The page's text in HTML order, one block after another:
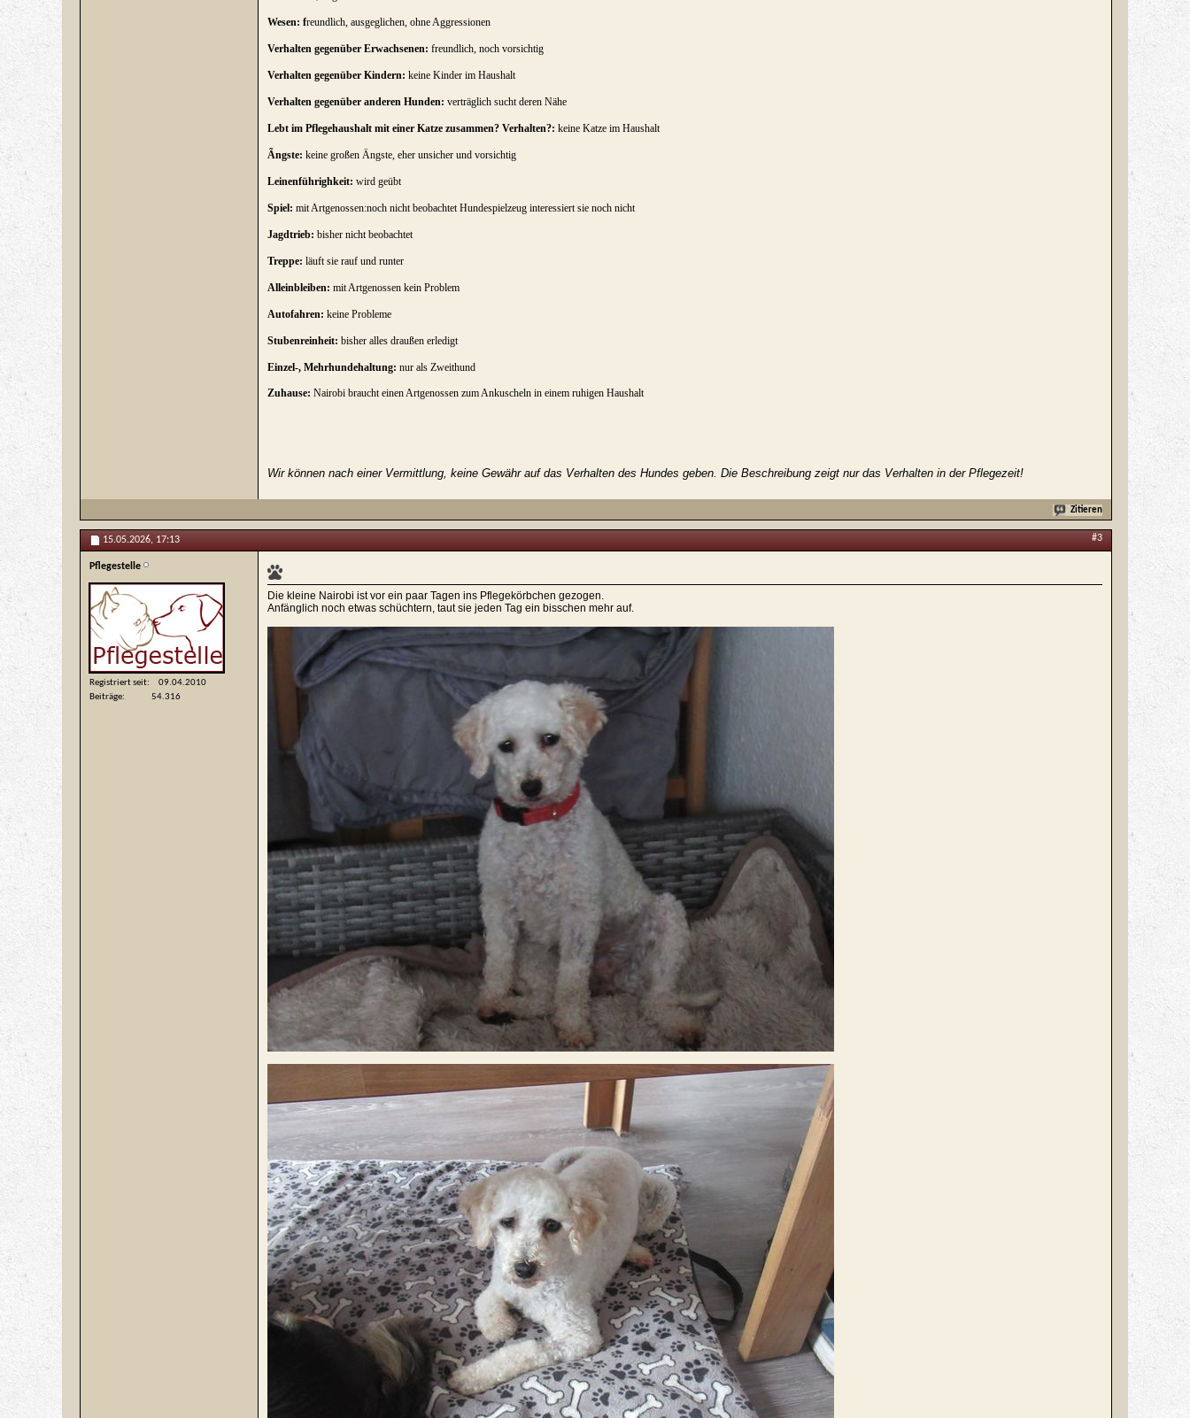
Wesen: freundlich, ausgeglichen, ohne Aggressionen
Verhalten gegenüber Erwachsenen: freundlich, noch vorsichtig
Verhalten gegenüber Kindern: keine Kinder im Haushalt
Verhalten gegenüber anderen Hunden: verträglich sucht deren Nähe
Lebt im Pflegehaushalt mit einer Katze zusammen? Verhalten?: keine Katze im Haushalt
Ãngste: keine großen Ängste, eher unsicher und vorsichtig
Leinenführighkeit: wird geübt
Spiel: mit Artgenossen:noch nicht beobachtet Hundespielzeug interessiert sie noch nicht
Jagdtrieb: bisher nicht beobachtet
Treppe: läuft sie rauf und runter
Alleinbleiben: mit Artgenossen kein Problem
Autofahren: keine Probleme
Stubenreinheit: bisher alles draußen erledigt
Einzel-, Mehrhundehaltung: nur als Zweithund
Zuhause: Nairobi braucht einen Artgenossen zum Ankuscheln in einem ruhigen Haushalt
Wir können nach einer Vermittlung, keine Gewähr auf das Verhalten des Hundes geben. Die Beschreibung zeigt nur das Verhalten in der Pflegezeit!
Zitieren
15.05.2026, 17:13 #3
Pflegestelle
Registriert seit
09.04.2010
Beiträge
54.316
Die kleine Nairobi ist vor ein paar Tagen ins Pflegekörbchen gezogen.
Anfänglich noch etwas schüchtern, taut sie jeden Tag ein bisschen mehr auf.